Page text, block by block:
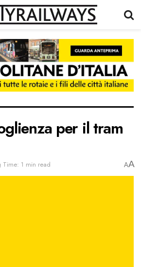
per il tram
Time: 1 min read AA